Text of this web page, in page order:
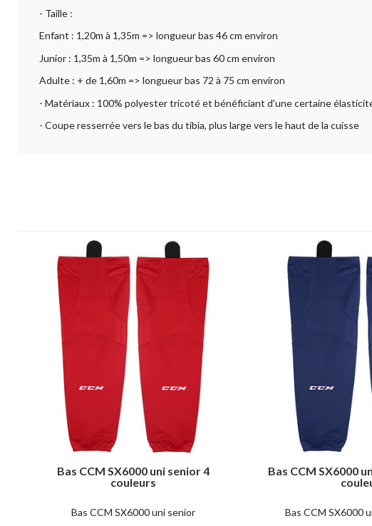
- Taille :
Enfant : 1,20m à 1,35m => longueur bas 46 cm environ
Junior : 1,35m à 1,50m => longueur bas 60 cm environ
Adulte : + de 1,60m => longueur bas 72 à 75 cm environ
- Matériaux : 100% polyester tricoté et bénéficiant d'une certaine
- Coupe resserrée vers le bas du tibia, plus large vers le haut de la cuisse
Bas CCM SX6000 uni senior 4
couleurs
Bas CCM SX6000 uni senior
Bas CCM SX6000
Bas CCM SX6000